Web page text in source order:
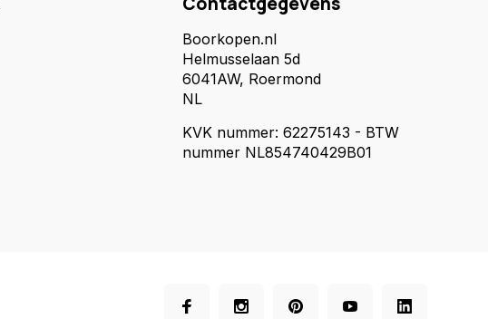
Boorkopen.nl
Helmusselaan 5d
6041AW, Roermond
NL
KVK nummer: 62275143 - BTW
nummer NL854740429B01